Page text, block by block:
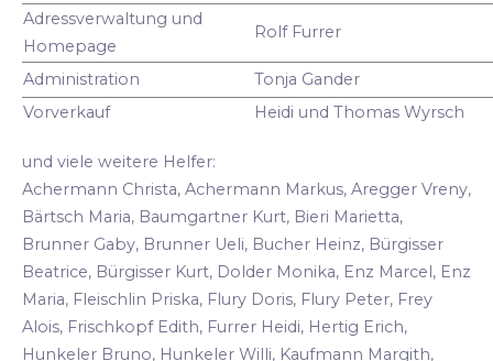
Adressverwaltung und
Homepage
Rolf Furrer
Administration
Tonja Gander
Vorverkauf
Heidi und Thomas Wyrsch
und viele weitere Helfer:
Achermann Christa, Achermann Markus, Aregger Vreny,
Bärtsch Maria, Baumgartner Kurt, Bieri Marietta,
Brunner Gaby, Brunner Ueli, Bucher Heinz, Bürgisser
Beatrice, Bürgisser Kurt, Dolder Monika, Enz Marcel, Enz
Maria, Fleischlin Priska, Flury Doris, Flury Peter, Frey
Alois, Frischkopf Edith, Furrer Heidi, Hertig Erich,
Hunkeler Bruno, Hunkeler Willi, Kaufmann Margith,